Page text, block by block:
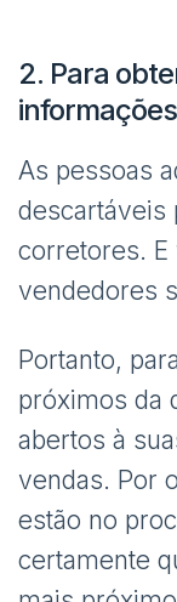
2. Para
As pessoas
descartáveis
corretores. E
vendedores
Portanto,
próximos da
abertos à
vendas. Por
estão no
certamente